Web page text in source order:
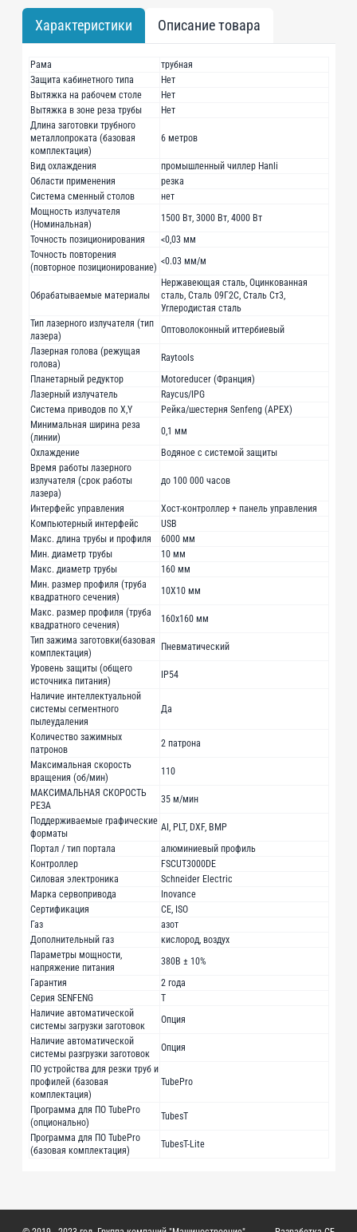
Характеристики Описание товара
Рама
трубная
Защита кабинетного типа
Нет
Вытяжка на рабочем столе
Нет
Вытяжка в зоне реза трубы
Нет
Длина заготовки трубного
металлопроката (базовая
комплектация)
6 метров
Вид охлаждения
промышленный чиллер Hanli
Области применения
резка
Система сменный столов
нет
Мощность излучателя
(Номинальная)
1500 Вт, 3000 Вт, 4000 Вт
Точность позиционирования
<0,03 мм
Точность повторения
(повторное позиционирование)
<0.03 мм/м
Обрабатываемые материалы
Нержавеющая сталь, Оцинкованная
сталь, Сталь 09Г2С, Сталь Ст3,
Углеродистая сталь
Тип лазерного излучателя (тип
лазера)
Оптоволоконный иттербиевый
Лазерная голова (режущая
голова)
Raytools
Планетарный редуктор
Motoreducer (Франция)
Лазерный излучатель
Raycus/IPG
Система приводов по X,Y
Рейка/шестерня Senfeng (APEX)
Минимальная ширина реза
(линии)
0,1 мм
Охлаждение
Водяное с системой защиты
Время работы лазерного
излучателя (cрок работы
лазера)
до 100 000 часов
Интерфейс управления
Хост-контроллер + панель управления
Компьютерный интерфейс
USB
Макс. длина трубы и профиля
6000 мм
Мин. диаметр трубы
10 мм
Макс. диаметр трубы
160 мм
Мин. размер профиля (труба
квадратного сечения)
10X10 мм
Макс. размер профиля (труба
квадратного сечения)
160х160 мм
Тип зажима заготовки(базовая
комплектация)
Пневматический
Уровень защиты (общего
источника питания)
IP54
Наличие интеллектуальной
системы сегментного
пылеудаления
Да
Количество зажимных
патронов
2 патрона
Максимальная скорость
вращения (об/мин)
110
МАКСИМАЛЬНАЯ СКОРОСТЬ
РЕЗА
35 м/мин
Поддерживаемые графические
форматы
AI, PLT, DXF, BMP
Портал / тип портала
алюминиевый профиль
Контроллер
FSCUT3000DE
Силовая электроника
Schneider Electric
Марка сервопривода
Inovance
Сертификация
CE, ISO
Газ
азот
Дополнительный газ
кислород, воздух
Параметры мощности,
напряжение питания
380В ± 10%
Гарантия
2 года
Серия SENFENG
Т
Наличие автоматической
системы загрузки заготовок
Опция
Наличие автоматической
системы разгрузки заготовок
Опция
ПО устройства для резки труб и
профилей (базовая
комплектация)
TubePro
Программа для ПО TubePro
(опционально)
TubesT
Программа для ПО TubePro
(базовая комплектация)
TubesT-Lite